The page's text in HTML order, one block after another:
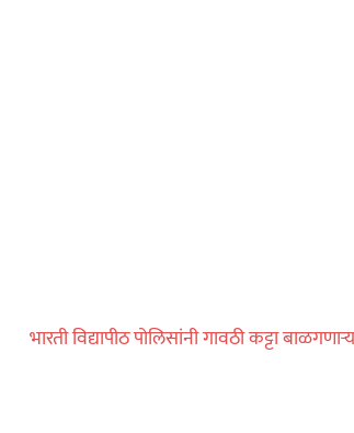
बोनेटवर
भारती विद्यापीठ पोलिसांनी गावठी कट्टा